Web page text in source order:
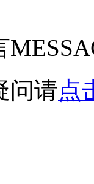
问请点